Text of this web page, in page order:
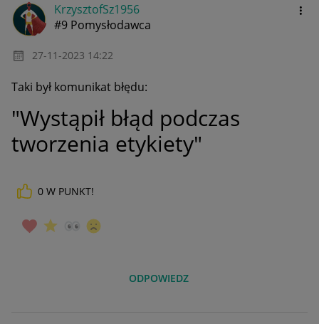
KrzysztofSz1956
#9 Pomysłodawca
‎27-11-2023 14:22
Taki był komunikat błędu:
"Wystąpił błąd podczas
tworzenia etykiety"
0 W PUNKT!
ODPOWIEDZ